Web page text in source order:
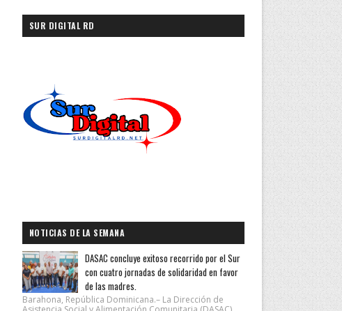
SUR DIGITAL RD
NOTICIAS DE LA SEMANA
DASAC concluye exitoso recorrido por el Sur
con cuatro jornadas de solidaridad en favor
de las madres.
Barahona, República Dominicana.– La Dirección de